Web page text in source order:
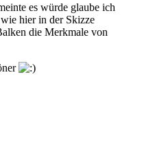
es würde glaube ich
hier in der Skizze
die Merkmale von